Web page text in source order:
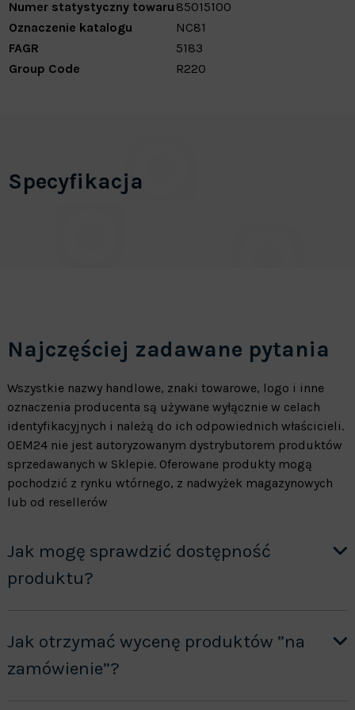
Numer statystyczny towaru 85015100
Oznaczenie katalogu
NC81
FAGR
5183
Group Code
R220
Specyfikacja
Najczęściej zadawane pytania
Wszystkie nazwy handlowe, znaki towarowe, logo i inne
oznaczenia producenta są używane wyłącznie w celach
identyfikacyjnych i należą do ich odpowiednich właścicieli.
OEM24 nie jest autoryzowanym dystrybutorem produktów
sprzedawanych w Sklepie. Oferowane produkty mogą
pochodzić z rynku wtórnego, z nadwyżek magazynowych
lub od resellerów
Jak mogę sprawdzić dostępność
produktu?
Jak otrzymać wycenę produktów ”na
zamówienie”?